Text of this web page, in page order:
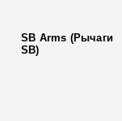
SB Arms (Рычаги
SB)